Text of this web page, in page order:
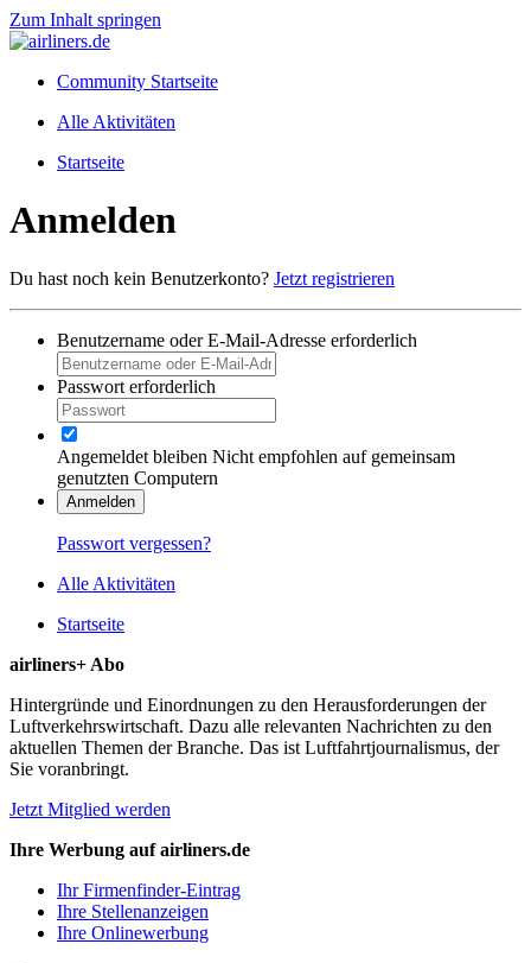
Zum Inhalt springen
Community Startseite
Alle Aktivitäten
Startseite
Anmelden
Du hast noch kein Benutzerkonto? Jetzt registrieren
Benutzername oder E-Mail-Adresse erforderlich
Passwort erforderlich
Angemeldet bleiben Nicht empfohlen auf gemeinsam
genutzten Computern
Anmelden
Passwort vergessen?
Alle Aktivitäten
Startseite
airliners+ Abo
Hintergründe und Einordnungen zu den Herausforderungen der
Luftverkehrswirtschaft. Dazu alle relevanten Nachrichten zu den
aktuellen Themen der Branche. Das ist Luftfahrtjournalismus, der
Sie voranbringt.
Jetzt Mitglied werden
Ihre Werbung auf airliners.de
Ihr Firmenfinder-Eintrag
Ihre Stellenanzeigen
Ihre Onlinewerbung